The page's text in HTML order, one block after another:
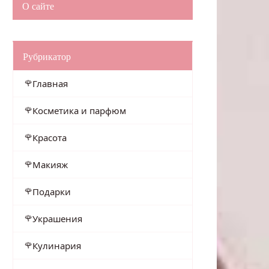
О сайте
Рубрикатор
Главная
Косметика и парфюм
Красота
Макияж
Подарки
Украшения
Кулинария